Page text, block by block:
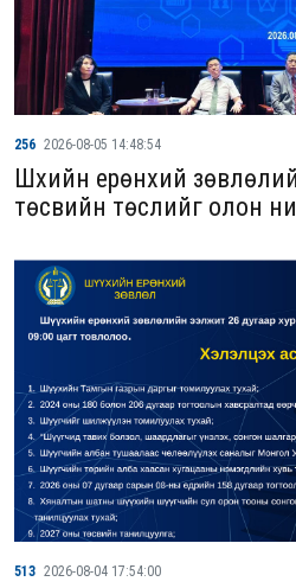
256 2026-08-05 14:48:54
Шүүхийн ерөнхий
төсвийн төслийг олон
513 2026-08-04 17:54:00